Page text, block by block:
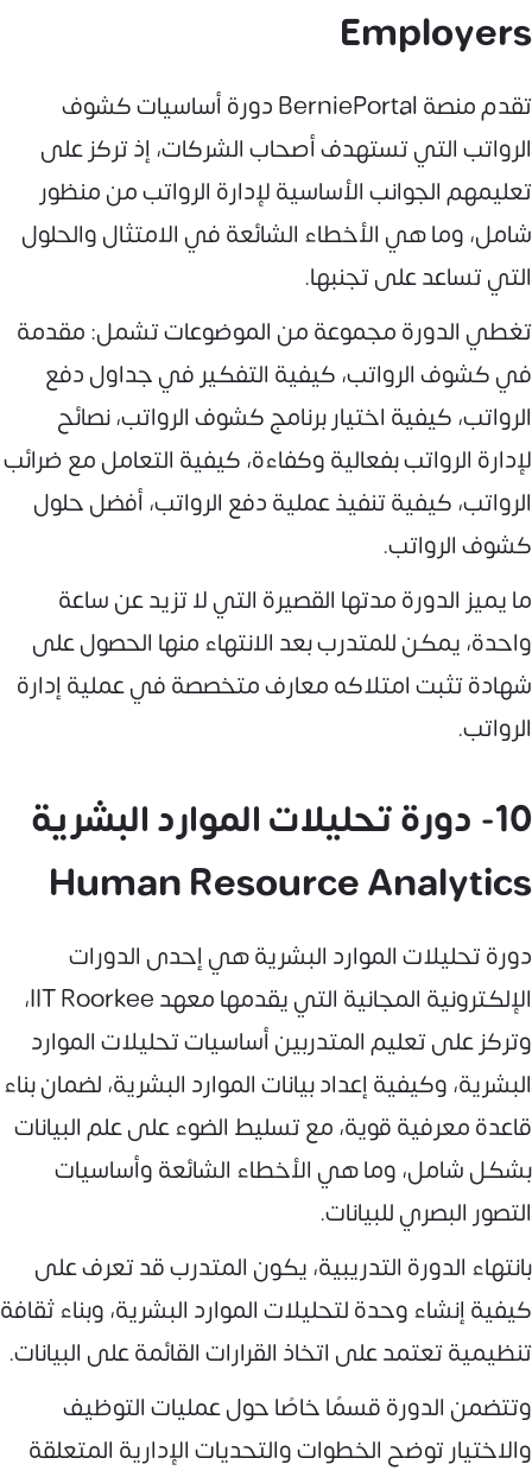
Employers
تقدم منصة BerniePortal دورة أساسيات كشوف
الرواتب التي تستهدف أصحاب الشركات، إذ تركز على
تعليمهم الجوانب الأساسية لإدارة الرواتب من منظور
شامل، وما هي الأخطاء الشائعة في الامتثال والحلول
التي تساعد على تجنبها.
تغطي الدورة مجموعة من الموضوعات تشمل: مقدمة
في كشوف الرواتب، كيفية التفكير في جداول دفع
الرواتب، كيفية اختيار برنامج كشوف الرواتب، نصائح
لإدارة الرواتب بفعالية وكفاءة، كيفية التعامل مع ضرائب
الرواتب، كيفية تنفيذ عملية دفع الرواتب، أفضل حلول
كشوف الرواتب.
ما يميز الدورة مدتها القصيرة التي لا تزيد عن ساعة
واحدة، يمكن للمتدرب بعد الانتهاء منها الحصول على
شهادة تثبت امتلاكه معارف متخصصة في عملية إدارة
الرواتب.
10- دورة تحليلات الموارد البشرية
Human Resource Analytics
دورة تحليلات الموارد البشرية هي إحدى الدورات
الإلكترونية المجانية التي يقدمها معهد IIT Roorkee،
وتركز على تعليم المتدربين أساسيات تحليلات الموارد
البشرية، وكيفية إعداد بيانات الموارد البشرية، لضمان بناء
قاعدة معرفية قوية، مع تسليط الضوء على علم البيانات
بشكل شامل، وما هي الأخطاء الشائعة وأساسيات
التصور البصري للبيانات.
بانتهاء الدورة التدريبية، يكون المتدرب قد تعرف على
كيفية إنشاء وحدة لتحليلات الموارد البشرية، وبناء ثقافة
تنظيمية تعتمد على اتخاذ القرارات القائمة على البيانات.
وتتضمن الدورة قسمًا خاصًا حول عمليات التوظيف
والاختيار توضح الخطوات والتحديات الإدارية المتعلقة